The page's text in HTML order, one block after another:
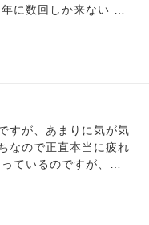
です。 丁度運動会の
どもには、行きたい
に数回しか来ない 義
をします。 差し入れ
食べない…と言いま
えを聞くまで食べな
み物だけは 飲んで貰
てもいじめられたの
んどいのです。高齢
身ですが やはり夫に
すが、あまりに気が気
なので正直本当に疲れ
いで！というので割と
いいですか？と声を掛